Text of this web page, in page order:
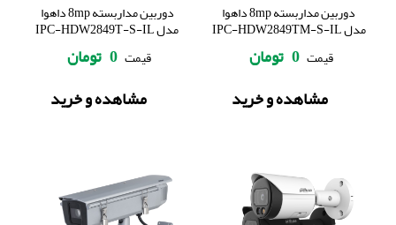
دوربین مداربسته 8mp داهوا
مدل IPC-HDW2849TM-S-IL
قیمت 0 تومان
مشاهده و خرید
دوربین مداربسته 8mp داهوا
مدل IPC-HDW2849T-S-IL
قیمت 0 تومان
مشاهده و خرید